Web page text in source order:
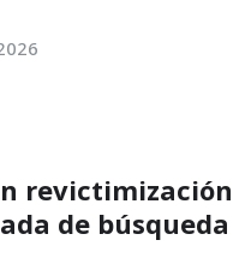
revictimización
de búsqueda